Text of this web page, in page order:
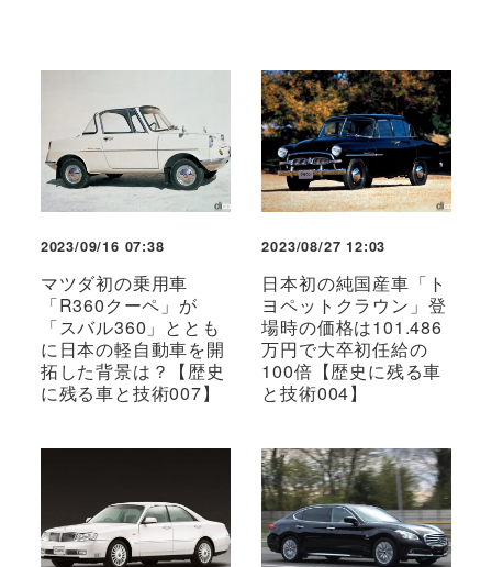
2023/09/16 07:38
マツダ初の乗用車
「R360クーペ」が
「スバル360」ととも
に日本の軽自動車を開
拓した背景は？【歴史
に残る車と技術007】
2023/08/27 12:03
日本初の純国産車「ト
ヨペットクラウン」登
場時の価格は101.486
万円で大卒初任給の
100倍【歴史に残る車
と技術004】